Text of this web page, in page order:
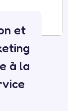
et
à la